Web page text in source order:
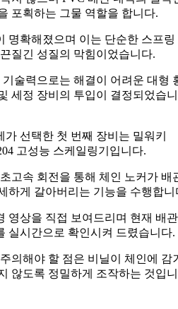
포획하는 그물 역할을 합니다.
명확해졌으며 이는 단순한 스프링
질긴 성질의 막힘이었습니다.
술력으로는 해결이 어려운 대형
세정 장비의 투입이 결정되었습니
선택한 첫 번째 장비는 밀워키
고성능 스케일링기입니다.
고속 회전을 통해 체인 노커가 배
하게 갈아버리는 기능을 수행합니
영상을 직접 보여드리며 현재 배
실시간으로 확인시켜 드렸습니다.
의해야 할 점은 비닐이 체인에 감
않도록 정밀하게 조작하는 것입니